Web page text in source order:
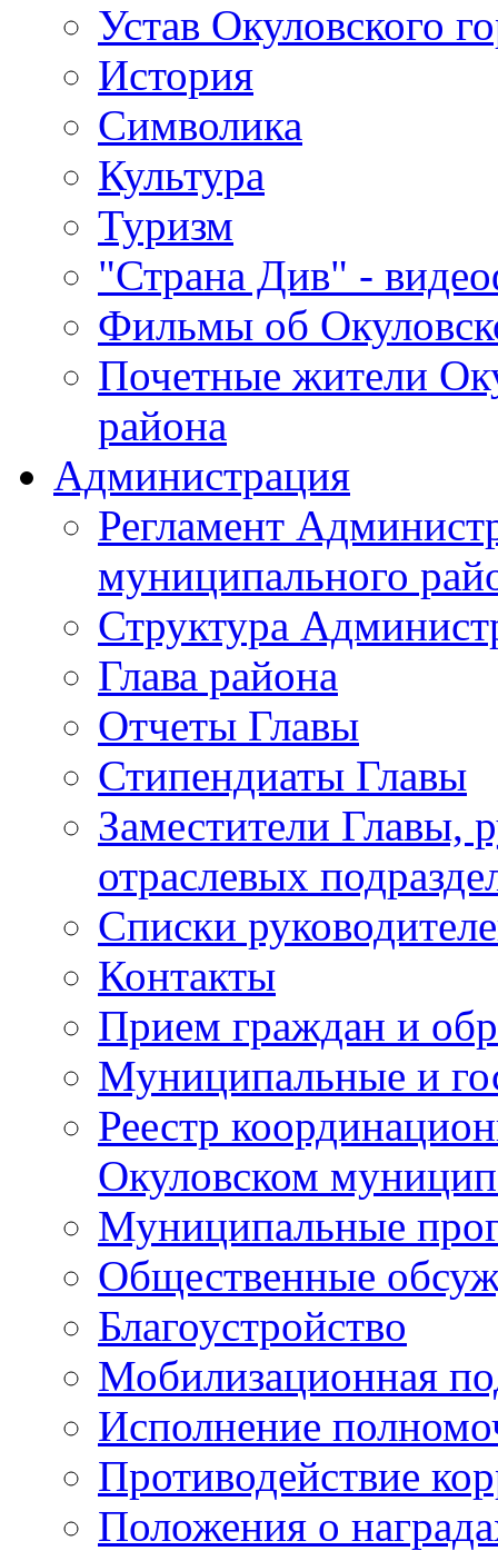
Устав Окуловского
История
Символика
Культура
Туризм
"Страна Див" -
Фильмы об
Почетные жители
района
Администрация
Регламент
муниципального
Структура
Глава района
Отчеты Главы
Стипендиаты Главы
Заместители Главы,
отраслевых
Списки
Контакты
Прием граждан и
Муниципальные и
Реестр
Окуловском
Муниципальные
Общественные
Благоустройство
Мобилизационная
Исполнение
Противодействие
Положения о